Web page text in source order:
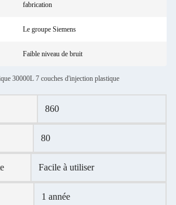
fabrication
Le groupe Siemens
Faible niveau de bruit
30000L 7 couches d'injection plastique
860
80
Facile à utiliser
1 année